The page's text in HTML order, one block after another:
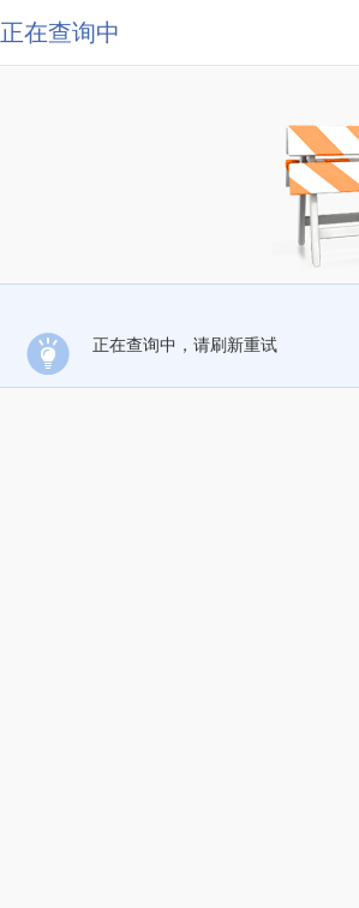
正在查询中
正在查询中，请刷新重试